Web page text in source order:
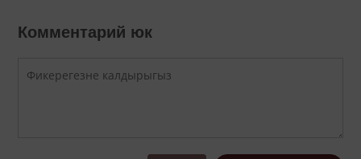
Комментарий юк